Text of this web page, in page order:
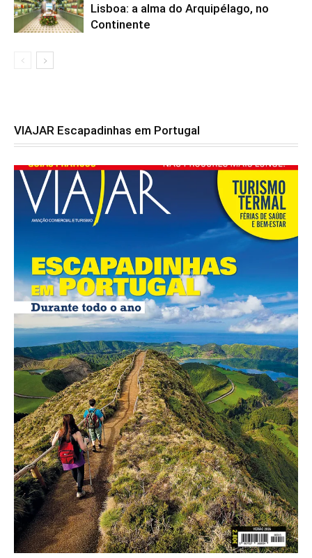
Lisboa: a alma do Arquipélago, no
Continente
VIAJAR Escapadinhas em Portugal